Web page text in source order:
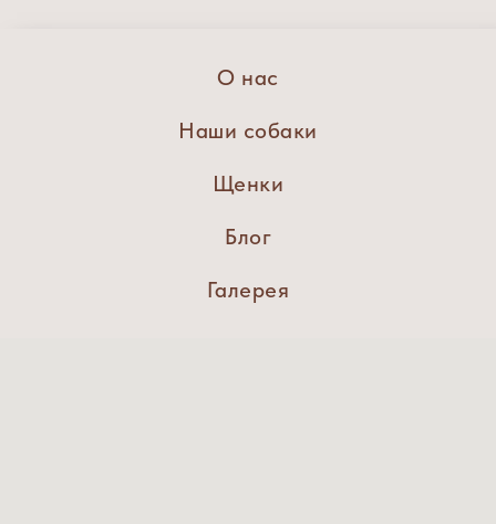
О нас
Наши собаки
Щенки
Блог
Галерея